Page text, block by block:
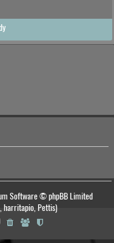
Software © phpBB Limited
harritapio, Pettis)